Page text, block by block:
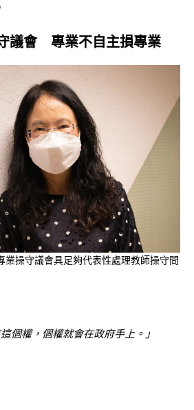
議會 專業不自主損專業
業操守議會具足夠代表性處理教師操守問
這個權，個權就會在政府手上。」